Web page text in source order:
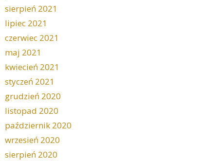
sierpień 2021
lipiec 2021
czerwiec 2021
maj 2021
kwiecień 2021
styczeń 2021
grudzień 2020
listopad 2020
październik 2020
wrzesień 2020
sierpień 2020